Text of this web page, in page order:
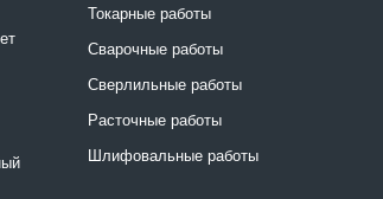
Токарные работы
Сварочные работы
Сверлильные работы
Расточные работы
Шлифовальные работы